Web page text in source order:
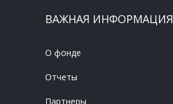
ВАЖНАЯ ИНФОРМАЦИЯ
О фонде
Отчеты
Партнеры